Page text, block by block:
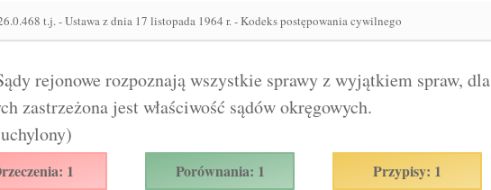
t.j.-Ustawa z dnia 17 listopada 1964 r. - Kodeks postępowania cywilnego
rejonowe rozpoznają wszystkie sprawy z wyjątkiem spraw, dla
zastrzeżona jest właściwość sądów okręgowych.
1 Porównania: 1 Przypisy: 1